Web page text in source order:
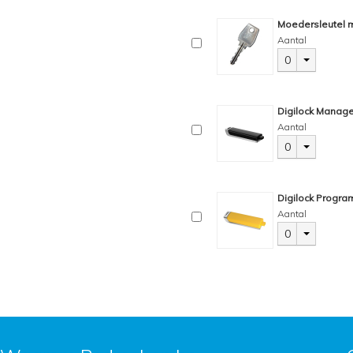
Moedersleutel
Aantal
0
Digilock
Aantal
0
Digilock
Aantal
0